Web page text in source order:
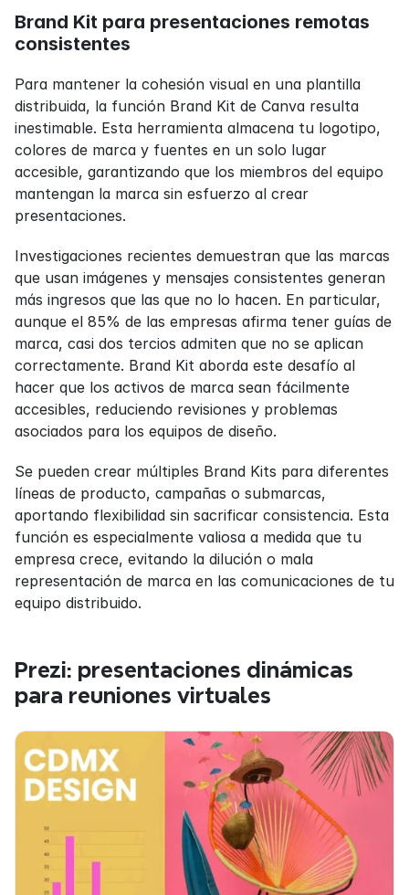
Brand Kit para presentaciones remotas
consistentes
Para mantener la cohesión visual en una plantilla
distribuida, la función Brand Kit de Canva resulta
inestimable. Esta herramienta almacena tu logotipo,
colores de marca y fuentes en un solo lugar
accesible, garantizando que los miembros del equipo
mantengan la marca sin esfuerzo al crear
presentaciones.
Investigaciones recientes demuestran que las marcas
que usan imágenes y mensajes consistentes generan
más ingresos que las que no lo hacen. En particular,
aunque el 85% de las empresas afirma tener guías de
marca, casi dos tercios admiten que no se aplican
correctamente. Brand Kit aborda este desafío al
hacer que los activos de marca sean fácilmente
accesibles, reduciendo revisiones y problemas
asociados para los equipos de diseño.
Se pueden crear múltiples Brand Kits para diferentes
líneas de producto, campañas o submarcas,
aportando flexibilidad sin sacrificar consistencia. Esta
función es especialmente valiosa a medida que tu
empresa crece, evitando la dilución o mala
representación de marca en las comunicaciones de tu
equipo distribuido.
Prezi: presentaciones dinámicas
para reuniones virtuales